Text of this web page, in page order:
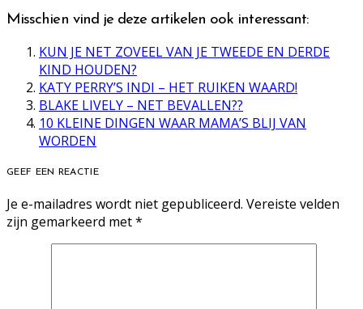
Misschien vind je deze artikelen ook interessant:
KUN JE NET ZOVEEL VAN JE TWEEDE EN DERDE
KIND HOUDEN?
KATY PERRY’S INDI – HET RUIKEN WAARD!
BLAKE LIVELY – NET BEVALLEN??
10 KLEINE DINGEN WAAR MAMA’S BLIJ VAN
WORDEN
GEEF EEN REACTIE
Je e-mailadres wordt niet gepubliceerd. Vereiste velden
zijn gemarkeerd met*